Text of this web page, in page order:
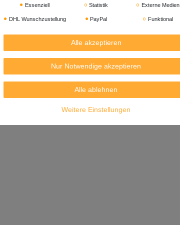
Essenziell Statistik Externe Medien
DHL Wunschzustellung PayPal Funktional
Alle akzeptieren
Nur Notwendige akzeptieren
Alle ablehnen
Weitere Einstellungen